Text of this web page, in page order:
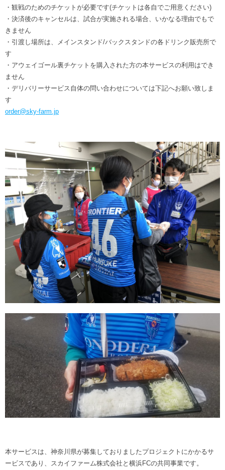
・観戦のためのチケットが必要です(チケットは各自でご用意ください)
・決済後のキャンセルは、試合が実施される場合、いかなる理由でもで
きません
・引渡し場所は、メインスタンド/バックスタンドの各ドリンク販売所で
す
・アウェイゴール裏チケットを購入された方の本サービスの利用はでき
ません
・デリバリーサービス自体の問い合わせについては下記へお願い致しま
す
order@sky-farm.jp
本サービスは、神奈川県が募集しておりましたプロジェクトにかかるサ
ービスであり、スカイファーム株式会社と横浜FCの共同事業です。